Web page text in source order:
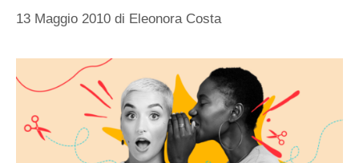
13 Maggio 2010 di Eleonora Costa